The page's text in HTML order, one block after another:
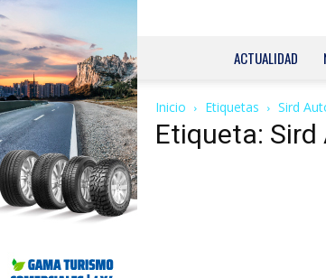
ACTUALIDAD
Inicio Etiquetas Sird
Etiqueta: Sird